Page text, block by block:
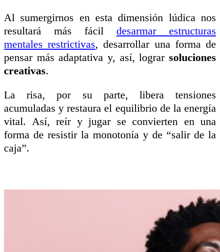
Al sumergirnos en esta dimensión lúdica nos
resultará más fácil desarmar estructuras
mentales restrictivas, desarrollar una forma de
pensar más adaptativa y, así, lograr soluciones
creativas.
La risa, por su parte, libera tensiones
acumuladas y restaura el equilibrio de la energía
vital. Así, reír y jugar se convierten en una
forma de resistir la monotonía y de “salir de la
caja”.